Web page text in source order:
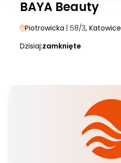
BAYA Beauty
Piotrowicka | 58/3, Katowice
Dzisiaj:zamknięte